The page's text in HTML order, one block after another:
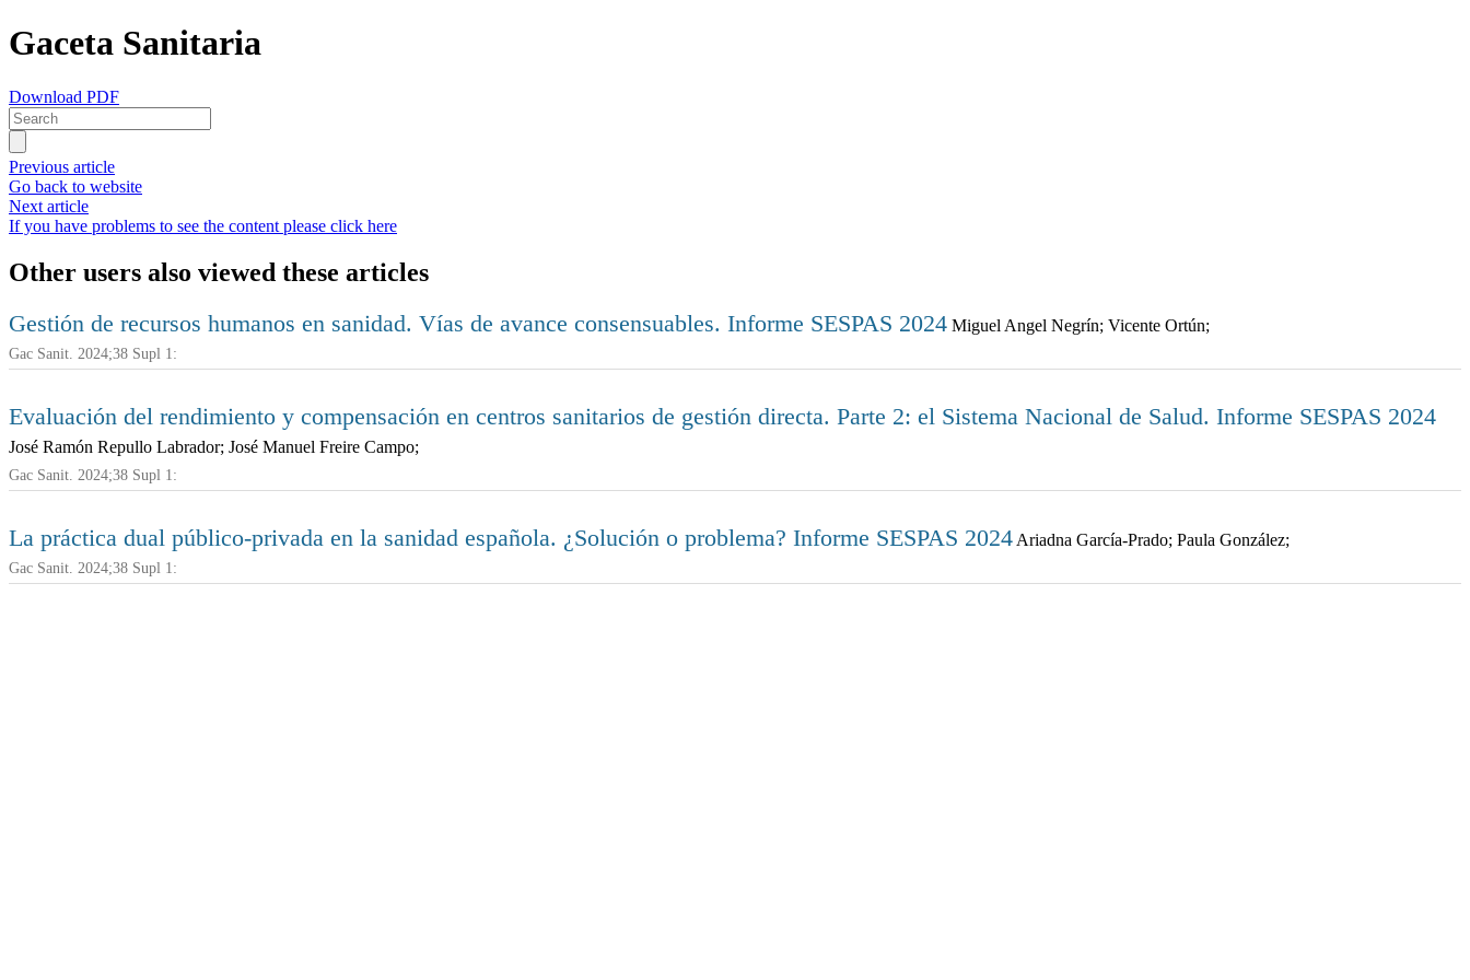
Gaceta Sanitaria
Download PDF
Previous article
Go back to website
Next article
If you have problems to see the content please click here
Other users also viewed these articles
Gestión de recursos humanos en sanidad. Vías de avance consensuables. Informe SESPAS 2024 Miguel Angel Negrín; Vicente Ortún;
Gac Sanit. 2024;38 Supl 1:
Evaluación del rendimiento y compensación en centros sanitarios de gestión directa. Parte 2: el Sistema Nacional de Salud. Informe SESPAS 2024
José Ramón Repullo Labrador; José Manuel Freire Campo;
Gac Sanit. 2024;38 Supl 1:
La práctica dual público-privada en la sanidad española. ¿Solución o problema? Informe SESPAS 2024 Ariadna García-Prado; Paula González;
Gac Sanit. 2024;38 Supl 1: